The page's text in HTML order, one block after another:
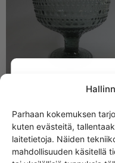
Parhaan kokemuksen
kuten evästeitä,
laitetietoja. Näiden
mahdollisuuden käsitellä